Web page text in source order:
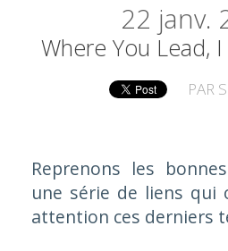
22 janv.
Where You Lead,
PAR
Reprenons les
une série de liens qui
attention ces derniers